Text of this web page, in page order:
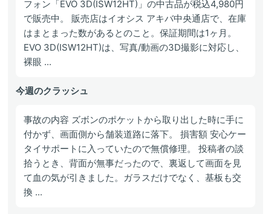
フォン「EVO 3D(ISW12HT)」の中古品が税込4,980円
で販売中。 販売店はイオシス アキバ中央通店で、在庫
はまとまった数があるとのこと。保証期間は1ヶ月。
EVO 3D(ISW12HT)は、写真/動画の3D撮影に対応し、
裸眼 ...
今週のクラッシュ
事故の内容 ズボンのポケットから取り出した時に手に
付かず、画面側から舗装道路に落下。 損害額 安心ケー
タイサポートに入っていたので無償修理。 投稿者の談
拾うとき、背面が無事だったので、裏返して画面を見
て血の気が引きました。ガラスだけでなく、基板も交
換 ...